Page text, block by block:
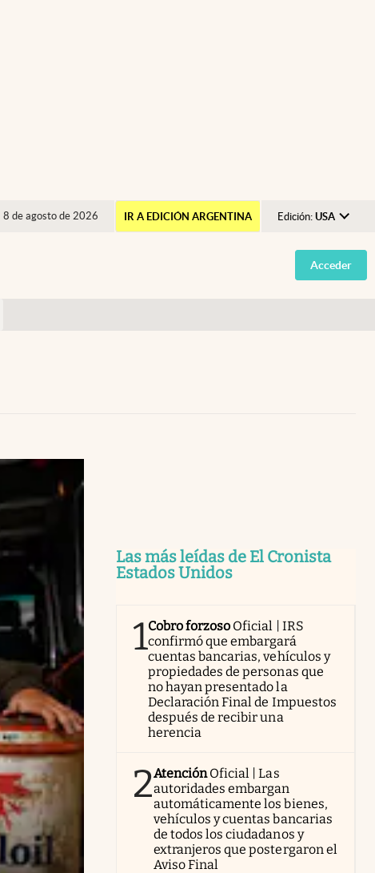
8 de agosto de 2026 IR A EDICIÓN ARGENTINA Edición: USA
Argentina
España
Acceder
Las más leídas de El Cronista
Estados Unidos
1Cobro forzoso Oficial | IRS
confirmó que embargará
cuentas bancarias, vehículos y
propiedades de personas que
no hayan presentado la
Declaración Final de Impuestos
después de recibir una
herencia
2AtenciónOficial | Las
autoridades embargan
automáticamente los bienes,
vehículos y cuentas bancarias
de todos los ciudadanos y
extranjeros que postergaron el
Aviso Final